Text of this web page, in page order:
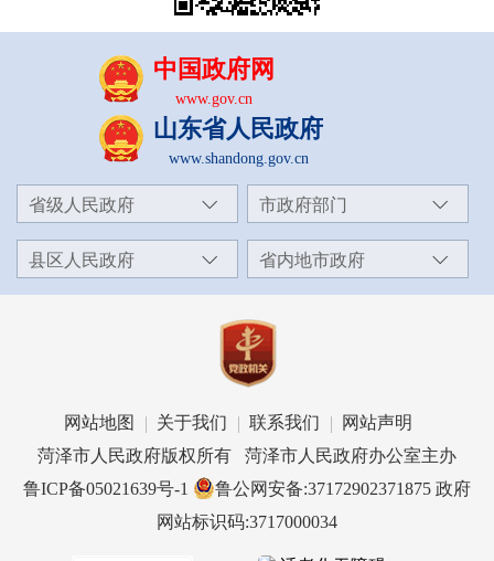
中国政府网
www.gov.cn
山东省人民政府
www.shandong.gov.cn
省级人民政府 市政府部门
县区人民政府 省内地市政府
网站地图 关于我们 联系我们
网站声明
菏泽市人民政府版权所有 菏泽市人民政府办公室主办
鲁ICP备05021639号-1
鲁公网安备:37172902371875 政府
网站标识码:3717000034